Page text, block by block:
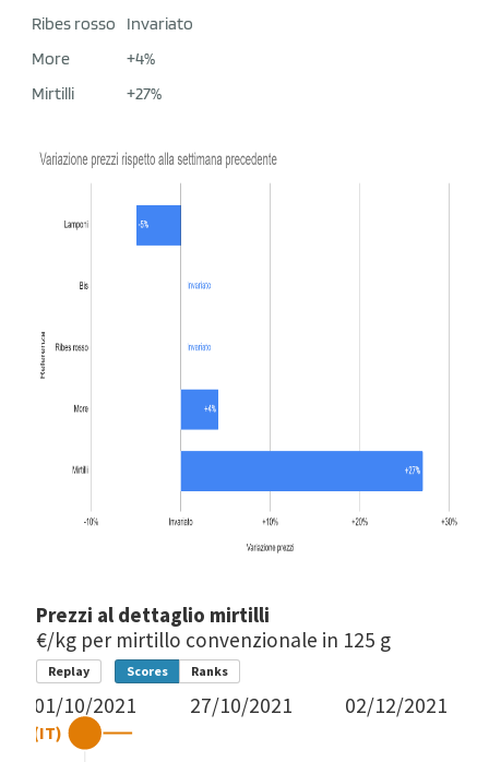
Ribes rosso
Invariato
More
+4%
Mirtilli
+27%